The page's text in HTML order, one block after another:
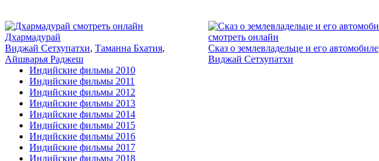
Дхармадурай
Виджай Сетхупатхи, Таманна Бхатия,
Айшварья Раджеш
Сказ о землевладельце и его автомобиле
Виджай Сетхупатхи
Индийские фильмы 2010
Индийские фильмы 2011
Индийские фильмы 2012
Индийские фильмы 2013
Индийские фильмы 2014
Индийские фильмы 2015
Индийские фильмы 2016
Индийские фильмы 2017
Индийские фильмы 2018